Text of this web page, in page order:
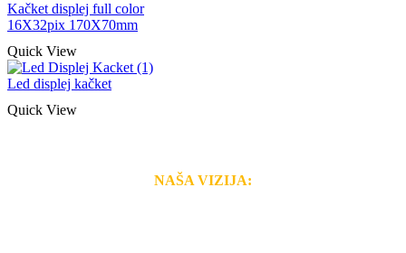
Kačket displej full color
16X32pix 170X70mm
Quick View
Led displej kačket
Quick View
NAŠA VIZIJA: